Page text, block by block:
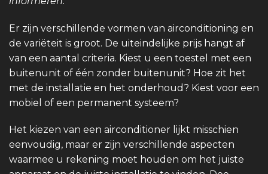
Er zijn verschillende vormen van airconditioning en
de variëteit is groot. De uiteindelijke prijs hangt af
van een aantal criteria. Kiest u een toestel met een
buitenunit of één zonder buitenunit? Hoe zit het
met de installatie en het onderhoud? Kiest voor een
mobiel of een permanent systeem?
Het kiezen van een airconditioner lijkt misschien
eenvoudig, maar er zijn verschillende aspecten
waarmee u rekening moet houden om het juiste